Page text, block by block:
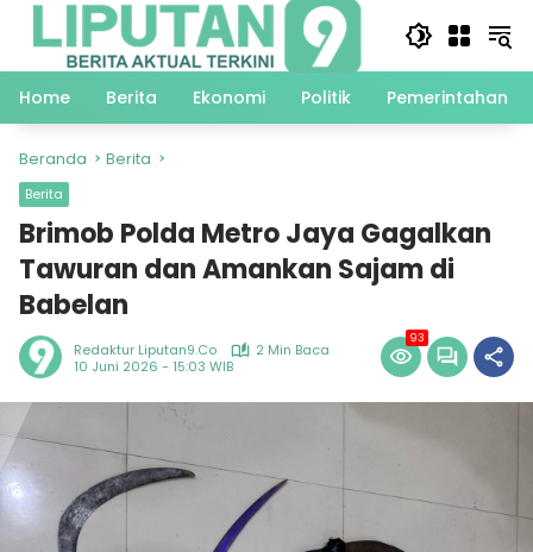
Langsung
Home
Berita Ekonomi Politik Pemerintahan
Beranda Berita
Berita
Brimob Polda Metro Jaya Gagalkan
Tawuran dan Amankan Sajam di
Babelan
Redaktur Liputan9.co
2 Min Baca
10 Juni 2026 - 15:03 WIB
93